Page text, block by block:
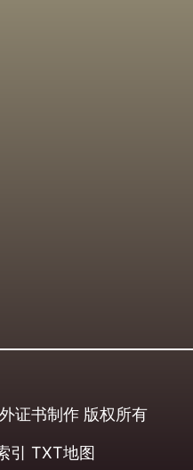
证书制作 版权所有
引 TXT地图